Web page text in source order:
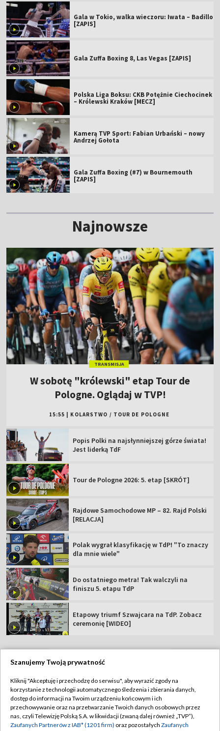
Gala w Tokio, walka wieczoru: Iwata – Badillo
[ZAPIS]
Gala Zuffa Boxing 8, Las Vegas [ZAPIS]
Polska Liga Boksu: CKB Potężnie Ciechocinek
– Królewski Kraków [MECZ]
Kamerą TVP Sport: Fabian Urbański – nowy
Andrzej Gołota
Gala Zuffa Boxing (#7) w Bournemouth
[ZAPIS]
Najnowsze
TRANSMISJA
W sobotę "królewski" etap Tour de
Pologne. Oglądaj w TVP!
15:55 KOLARSTWO / TOUR DE POLOGNE
Popis Polki na najsłynniejszej górze świata!
Jest liderką TdF
Tour de Pologne 2026: 5. etap [SKRÓT]
Rajdowe Samochodowe MP – 82. Rajd Polski
[RELACJA]
Polak wygrał klasyfikację w TdP! "To znaczy
dla mnie wiele"
Do ostatniego metra! Tak walczyli na
finiszu 5. etapu TdP
Etapowy triumf Szwajcara na TdP. Zobacz
ceremonię [WIDEO]
Abonament TVP
Sklep TVP
Biuro Reklamy
Regulamin TVP
Polityka prywatności
Moje zgody
Szanujemy Twoją prywatność
Kliknij "Akceptuję i przechodzę do serwisu", aby wyrazić zgody na
korzystanie z technologii automatycznego śledzenia i zbierania danych,
dostęp do informacji na Twoim urządzeniu końcowym i ich
przechowywanie oraz na przetwarzanie Twoich danych osobowych przez
nas, czyli Telewizję Polską S.A. w likwidacji (zwaną dalej również „TVP”),
Zaufanych Partnerów z IAB* (1201 firm) oraz pozostałych Zaufanych